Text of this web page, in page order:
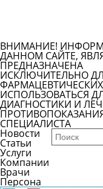
ВНИМАНИЕ!
ДАННОМ САЙТЕ,
ПРЕДНАЗНАЧЕНА
ИСКЛЮЧИТЕЛЬНО
ИСПОЛЬЗОВАТЬСЯ
ДИАГНОСТИКИ И
СПЕЦИАЛИСТА
Новости
Статьи
Услуги
Компании
Врачи
Персона